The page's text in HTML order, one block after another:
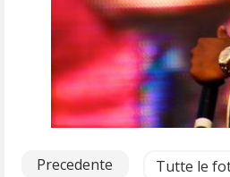
Precedente Tutte le